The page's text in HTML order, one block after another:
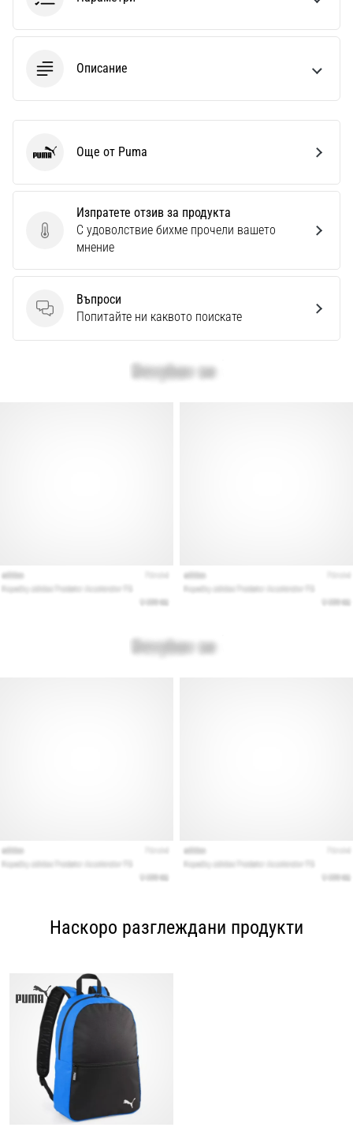
Описание
Изпратете отзив за продукта
Изпратете отзив за продукта
С удоволствие бихме прочели вашето
мнение
Въпроси
Въпроси
Попитайте ни каквото поискате
Puma Още от Puma
Наскоро разглеждани продукти